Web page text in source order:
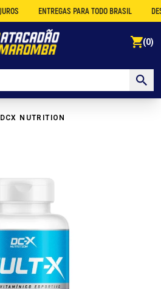
ENTREGAS PARA TODO BRASIL
(0)
DCX NUTRITION